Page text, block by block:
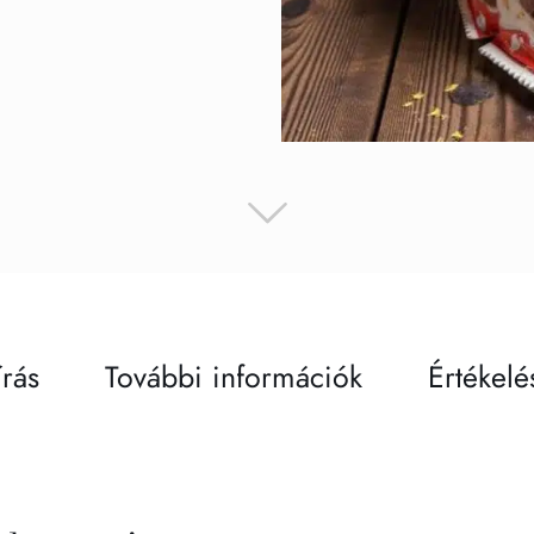
További információk